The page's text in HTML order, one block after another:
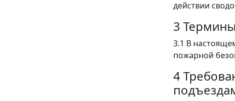
действии
3
3.1 В
пожарной
4